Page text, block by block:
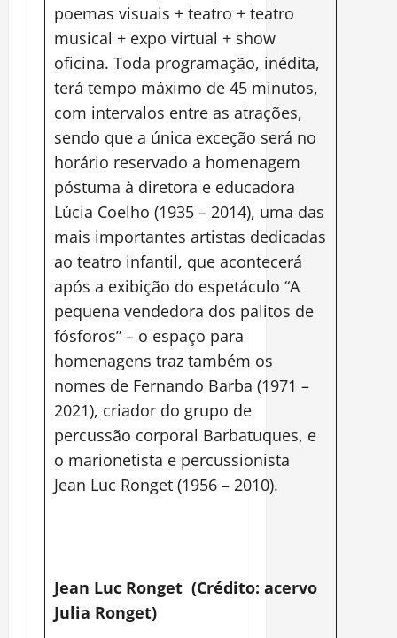
poemas visuais + teatro + teatro
musical + expo virtual + show
oficina. Toda programação, inédita,
terá tempo máximo de 45 minutos,
com intervalos entre as atrações,
sendo que a única exceção será no
horário reservado a homenagem
póstuma à diretora e educadora
Lúcia Coelho (1935 – 2014), uma das
mais importantes artistas dedicadas
ao teatro infantil, que acontecerá
após a exibição do espetáculo “A
pequena vendedora dos palitos de
fósforos” – o espaço para
homenagens traz também os
nomes de Fernando Barba (1971 –
2021), criador do grupo de
percussão corporal Barbatuques, e
o marionetista e percussionista
Jean Luc Ronget (1956 – 2010).
Jean Luc Ronget (Crédito: acervo
Julia Ronget)